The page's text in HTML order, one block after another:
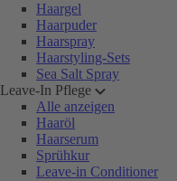
Haargel
Haarpuder
Haarspray
Haarstyling-Sets
Sea Salt Spray
Leave-In Pflege
Alle anzeigen
Haaröl
Haarserum
Sprühkur
Leave-in Conditioner